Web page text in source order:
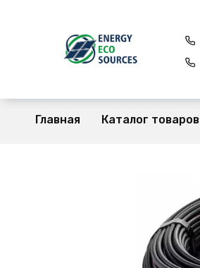
содержанию
Главная Каталог товаров